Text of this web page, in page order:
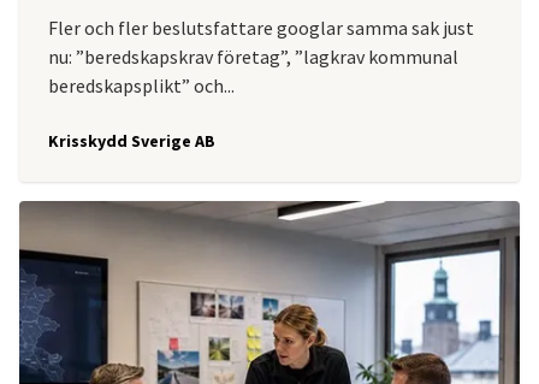
Fler och fler beslutsfattare googlar samma sak just
nu: ”beredskapskrav företag”, ”lagkrav kommunal
beredskapsplikt” och...
Krisskydd Sverige AB